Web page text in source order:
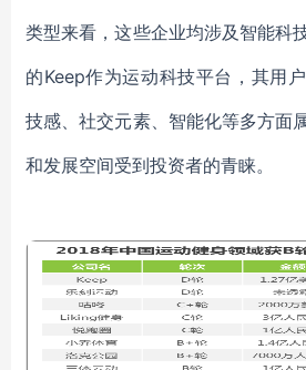
类型来看，这些企业均涉及智能科
的Keep作为运动科技平台，其用
技感、社交元素、智能化等多方面
和发展空间受到投资者的青睐。